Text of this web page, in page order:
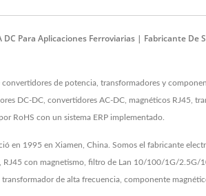
Para Aplicaciones Ferroviarias | Fabricante
de potencia, transformadores y
DC-DC, convertidores AC-DC, magnéticos RJ45,
RoHS con un sistema ERP implementado.
en 1995 en Xiamen, China. Somos el fabricante
con magnetismo, filtro de Lan 10/100/1G/2.5G/
de alta frecuencia, componente